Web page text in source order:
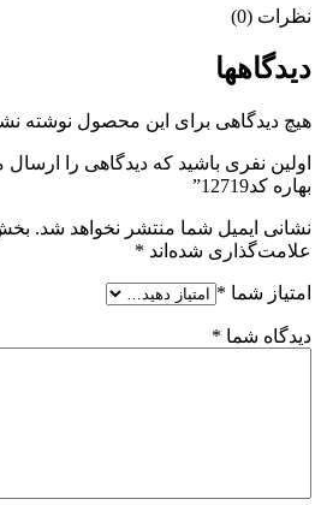
نظرات (0)
دیدگاهها
هیچ دیدگاهی برای این محصول نوشته
اولین نفری باشید که دیدگاهی را
بهاره کد12719”
نشانی ایمیل شما منتشر نخواهد شد.
علامت‌گذاری شده‌اند *
امتیاز شما *
دیدگاه شما *